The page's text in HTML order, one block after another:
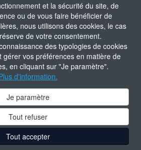
et la sécurité du site, de
ou de vous faire bénéficier de
nous utilisons des cookies, le cas
de votre consentement.
des typologies de cookies
gérer vos préférences en matière de
en cliquant sur "Je paramètre".
d'information.
Je paramètre
Tout refuser
Tout accepter